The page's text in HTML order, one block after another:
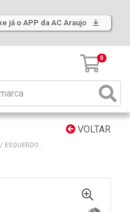
já o APP da AC Araujo
0
VOLTAR
ESQUERDO :